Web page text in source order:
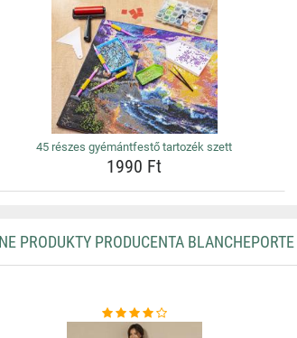
45 részes gyémántfestő tartozék szett
1990 Ft
PRODUKTY PRODUCENTA BLANCHEPORTE